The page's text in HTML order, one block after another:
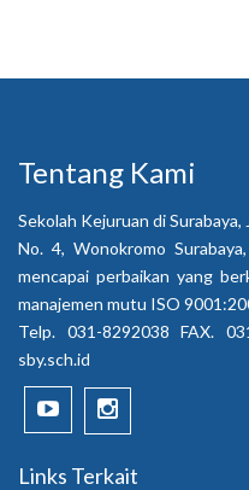
Tentang Kami
Sekolah Kejuruan di Surabaya,
No. 4, Wonokromo
mencapai perbaikan yang
manajemen mutu ISO
Telp. 031-8292038 FAX.
sby.sch.id
Links Terkait